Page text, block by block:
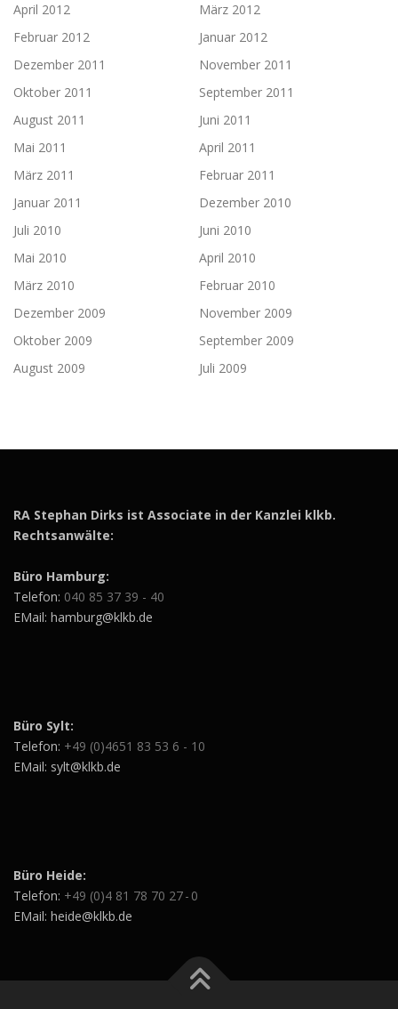
April 2012
März 2012
Februar 2012
Januar 2012
Dezember 2011
November 2011
Oktober 2011
September 2011
August 2011
Juni 2011
Mai 2011
April 2011
März 2011
Februar 2011
Januar 2011
Dezember 2010
Juli 2010
Juni 2010
Mai 2010
April 2010
März 2010
Februar 2010
Dezember 2009
November 2009
Oktober 2009
September 2009
August 2009
Juli 2009
RA Stephan Dirks ist Associate in der Kanzlei klkb.
Rechtsanwälte:
Büro Hamburg:
Telefon: 040 85 37 39 - 40
EMail: hamburg@klkb.de
Büro Sylt:
Telefon: +49 (0)4651 83 53 6 - 10
EMail: sylt@klkb.de
Büro Heide:
Telefon: +49 (0)4 81 78 70 27 - 0
EMail: heide@klkb.de